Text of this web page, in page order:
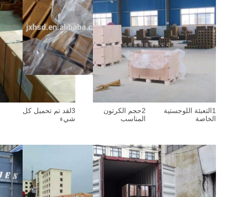
1التعبئة اللوجستية
الخاصة
2حجم الكرتون
المناسب
3لقد تم تحميل كل
شيء